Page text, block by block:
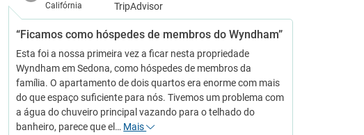
Califórnia
“Ficamos como hóspedes de membros do Wyndham”
Esta foi a nossa primeira vez a ficar nesta propriedade
Wyndham em Sedona, como hóspedes de membros da
família. O apartamento de dois quartos era enorme com mais
do que espaço suficiente para nós. Tivemos um problema com
a água do chuveiro principal vazando para o telhado do
banheiro, parece que el… Mais